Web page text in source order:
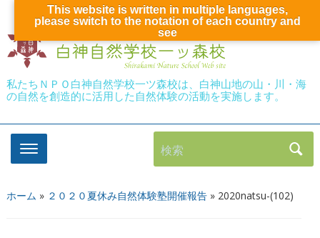
私たちＮＰＯ白神自然学校一ツ森校は、白神山地の山・川・海
の自然を創造的に活用した自然体験の活動を実施します。
検索
ホーム » ２０２０夏休み自然体験塾開催報告» 2020natsu-(102)
This website is written in multiple languages,
please switch to the notation of each country and
see